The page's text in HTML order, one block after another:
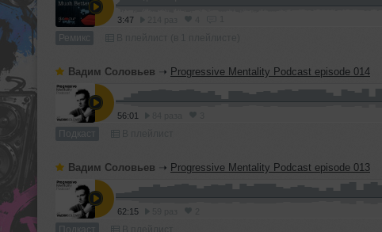
3:47
Ремикс
Вадим Соловьев ➝ Progressive Mentality Podcast episode 014
56:01
Подкаст
Вадим Соловьев ➝ Progressive Mentality Podcast episode 013
62:15
Подкаст